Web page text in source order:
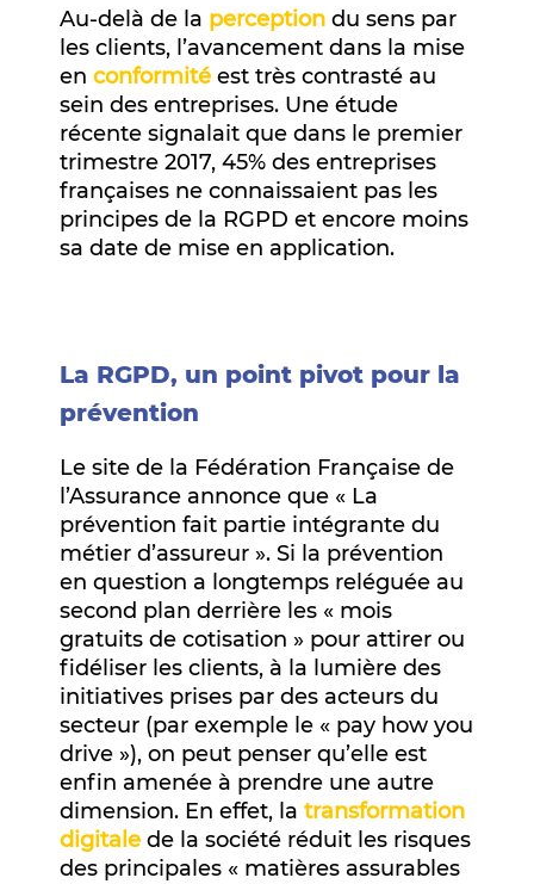
Au-delà de la perception du sens par
les clients, l’avancement dans la mise
en conformité est très contrasté au
sein des entreprises. Une étude
récente signalait que dans le premier
trimestre 2017, 45% des entreprises
françaises ne connaissaient pas les
principes de la RGPD et encore moins
sa date de mise en application.
La RGPD, un point pivot pour la
prévention
Le site de la Fédération Française de
l’Assurance annonce que « La
prévention fait partie intégrante du
métier d’assureur ». Si la prévention
en question a longtemps reléguée au
second plan derrière les « mois
gratuits de cotisation » pour attirer ou
fidéliser les clients, à la lumière des
initiatives prises par des acteurs du
secteur (par exemple le « pay how you
drive »), on peut penser qu’elle est
enfin amenée à prendre une autre
dimension. En effet, la transformation
digitale de la société réduit les risques
des principales « matières assurables